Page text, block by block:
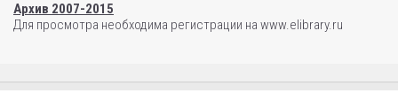
Архив 2007-2015
Для просмотра необходима регистрации на www.elibrary.ru